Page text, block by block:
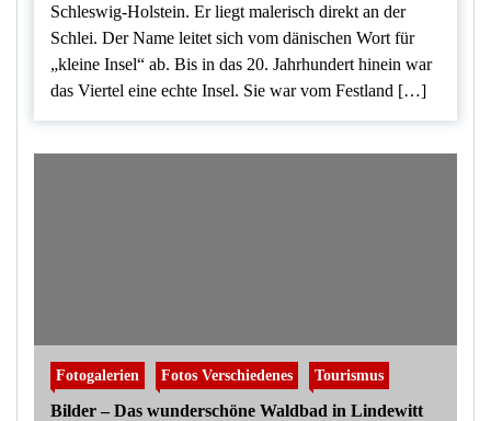
Schleswig-Holstein. Er liegt malerisch direkt an der
Schlei. Der Name leitet sich vom dänischen Wort für
„kleine Insel“ ab. Bis in das 20. Jahrhundert hinein war
das Viertel eine echte Insel. Sie war vom Festland […]
Fotogalerien Fotos Verschiedenes Tourismus
Bilder – Das wunderschöne Waldbad in Lindewitt